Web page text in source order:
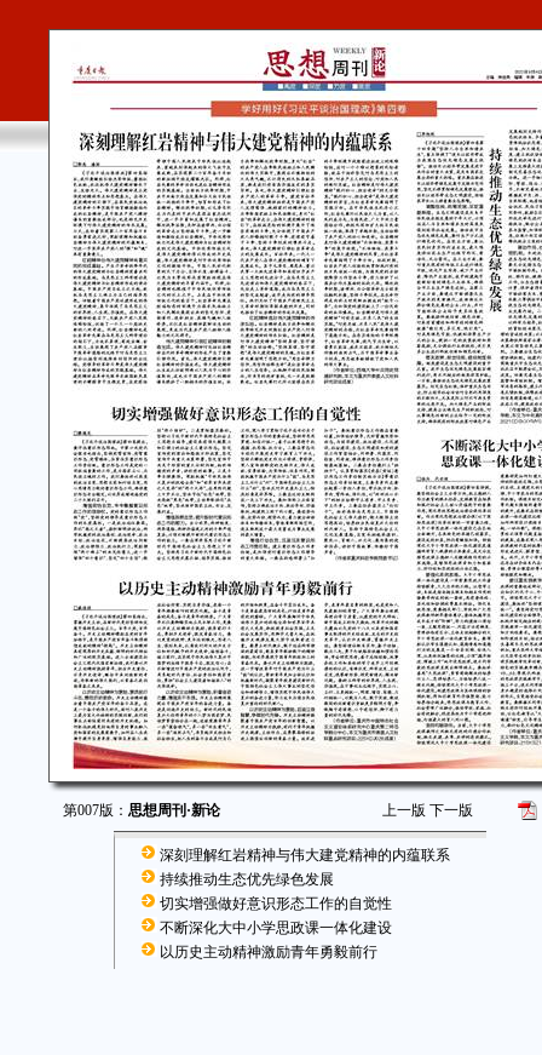
第007版： 思想周刊·新论 上一版 下一版
深刻理解红岩精神与伟大建党精神的内蕴联系
持续推动生态优先绿色发展
切实增强做好意识形态工作的自觉性
不断深化大中小学思政课一体化建设
以历史主动精神激励青年勇毅前行